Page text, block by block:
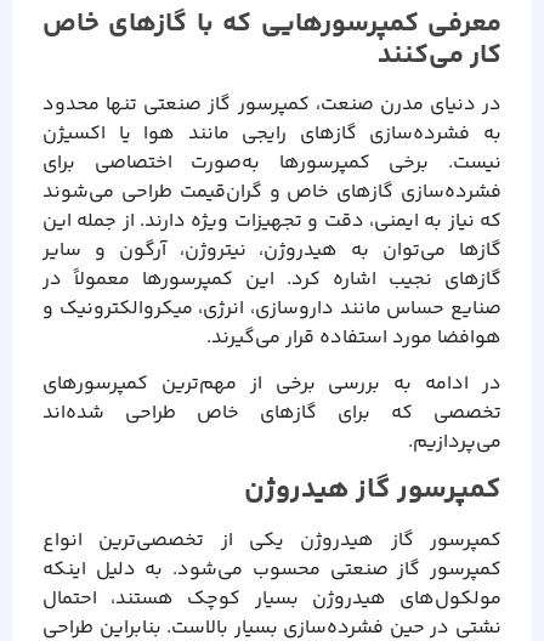
معرفی کمپرسورهایی که با گازهای خاص
کار می‌کنند
در دنیای مدرن صنعت، کمپرسور گاز صنعتی تنها محدود
به فشرده‌سازی گازهای رایجی مانند هوا یا اکسیژن
نیست. برخی کمپرسورها به‌صورت اختصاصی برای
فشرده‌سازی گازهای خاص و گران‌قیمت طراحی می‌شوند
که نیاز به ایمنی، دقت و تجهیزات ویژه دارند. از جمله این
گازها می‌توان به هیدروژن، نیتروژن، آرگون و سایر
گازهای نجیب اشاره کرد. این کمپرسورها معمولاً در
صنایع حساس مانند داروسازی، انرژی، میکروالکترونیک و
هوافضا مورد استفاده قرار می‌گیرند.
در ادامه به بررسی برخی از مهم‌ترین کمپرسورهای
تخصصی که برای گازهای خاص طراحی شده‌اند
می‌پردازیم.
کمپرسور گاز هیدروژن
کمپرسور گاز هیدروژن یکی از تخصصی‌ترین انواع
کمپرسور گاز صنعتی محسوب می‌شود. به دلیل اینکه
مولکول‌های هیدروژن بسیار کوچک هستند، احتمال
نشتی در حین فشرده‌سازی بسیار بالاست. بنابراین طراحی